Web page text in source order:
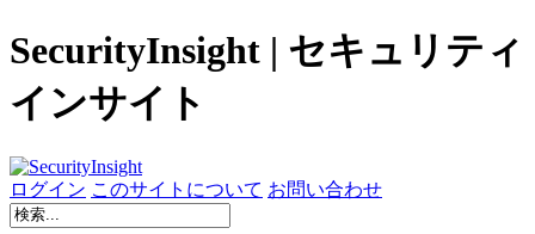
SecurityInsight | セキュリティ
インサイト
ログイン このサイトについて お問い合わせ